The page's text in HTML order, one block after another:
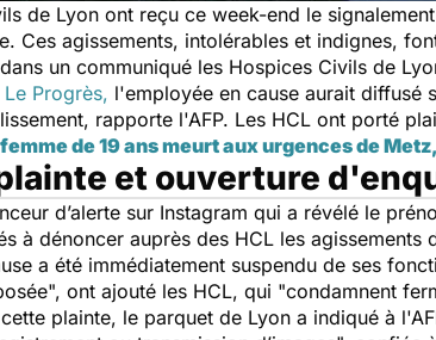
de Lyon ont reçu ce week-end le
. Ces agissements, intolérables et indignes,
un communiqué les Hospices Civils de
Le Progrès, l'employée en cause aurait diffusé
rapporte l'AFP. Les HCL ont porté
de 19 ans meurt aux urgences de
et ouverture
d’alerte sur Instagram qui a révélé le
à dénoncer auprès des HCL les agissements
a été immédiatement suspendu de ses
", ont ajouté les HCL, qui "condamnent
plainte, le parquet de Lyon a indiqué à